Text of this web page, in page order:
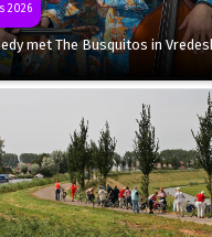
2026
met The Busquitos in